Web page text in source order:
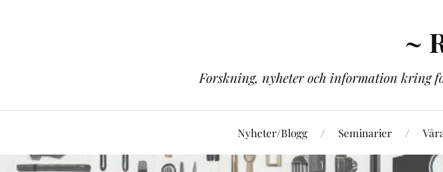
~
Forskning, nyheter och information kring
Nyheter/Blogg Seminarier